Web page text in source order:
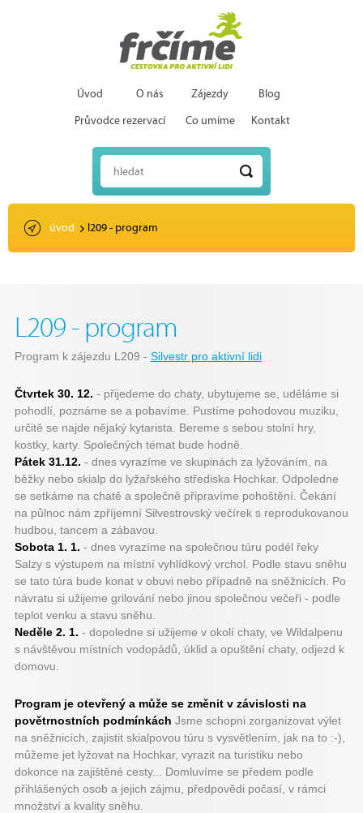
L209 - program
Program k zájezdu L209 - Silvestr pro aktivní lidi
Čtvrtek 30. 12. - přijedeme do chaty, ubytujeme se, uděláme si
pohodlí, poznáme se a pobavíme. Pustíme pohodovou muziku,
určitě se najde nějaký kytarista. Bereme s sebou stolní hry,
kostky, karty. Společných témat bude hodně.
Pátek 31.12. - dnes vyrazíme ve skupinách za lyžováním, na
běžky nebo skialp do lyžařského střediska Hochkar. Odpoledne
se setkáme na chatě a společně připravíme pohoštění. Čekání
na půlnoc nám zpříjemní Silvestrovský večírek s reprodukovanou
hudbou, tancem a zábavou.
Sobota 1. 1. - dnes vyrazíme na společnou túru podél řeky
Salzy s výstupem na místní vyhlídkový vrchol. Podle stavu sněhu
se tato túra bude konat v obuvi nebo případně na sněžnicích. Po
návratu si užijeme grilování nebo jinou společnou večeři - podle
teplot venku a stavu sněhu.
Neděle 2. 1. - dopoledne si užijeme v okolí chaty, ve Wildalpenu
s návštěvou místních vodopádů, úklid a opuštění chaty, odjezd k
domovu.
Program je otevřený a může se změnit v závislosti na
povětrnostních podmínkách Jsme schopni zorganizovat výlet
na sněžnicích, zajistit skialpovou túru s vysvětlením, jak na to :-),
můžeme jet lyžovat na Hochkar, vyrazit na turistiku nebo
dokonce na zajištěné cesty... Domluvíme se předem podle
přihlášených osob a jejich zájmu, předpovědi počasí, v rámci
množství a kvality sněhu.
Úvod O nás Zájezdy Blog
Průvodce rezervací Co umíme Kontakt
hledat
úvod l209 - program